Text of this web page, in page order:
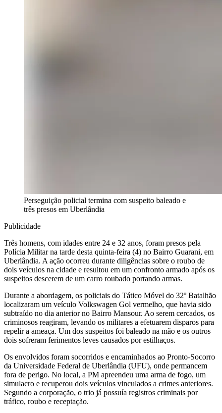
Perseguição policial termina com suspeito baleado e
três presos em Uberlândia
Publicidade
Três homens, com idades entre 24 e 32 anos, foram presos pela
Polícia Militar na tarde desta quinta-feira (4) no Bairro Guarani, em
Uberlândia. A ação ocorreu durante diligências sobre o roubo de
dois veículos na cidade e resultou em um confronto armado após os
suspeitos descerem de um carro roubado portando armas.
Durante a abordagem, os policiais do Tático Móvel do 32º Batalhão
localizaram um veículo Volkswagen Gol vermelho, que havia sido
subtraído no dia anterior no Bairro Mansour. Ao serem cercados, os
criminosos reagiram, levando os militares a efetuarem disparos para
repelir a ameaça. Um dos suspeitos foi baleado na mão e os outros
dois sofreram ferimentos leves causados por estilhaços.
Os envolvidos foram socorridos e encaminhados ao Pronto-Socorro
da Universidade Federal de Uberlândia (UFU), onde permancem
fora de perigo. No local, a PM apreendeu uma arma de fogo, um
simulacro e recuperou dois veículos vinculados a crimes anteriores.
Segundo a corporação, o trio já possuía registros criminais por
tráfico, roubo e receptação.